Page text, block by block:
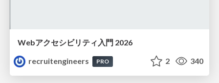
Webアクセシビリティ入門 2026
recruitengineers
PRO 2 340